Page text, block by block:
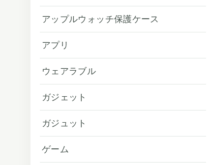
アップルウォッチ保護ケース
アプリ
ウェアラブル
ガジェット
ガジュット
ゲーム